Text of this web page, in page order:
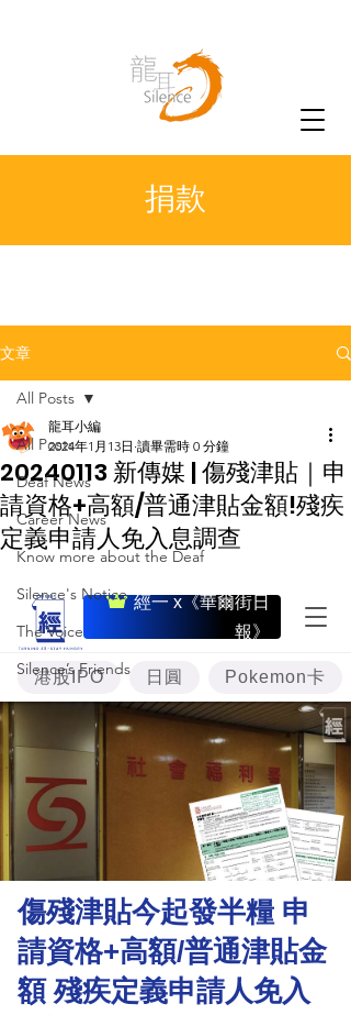
捐款
文章
All Posts
Deaf News
Career News
Know more about the Deaf
Silence's Notice
The Voice
Silence’s Friends
All Posts
20240113 新傳媒 | 傷殘津貼｜申
請資格+高額/普通津貼金額!殘疾
定義申請人免入息調查
龍耳小編
2024年1月13日 讀畢需時 0 分鐘